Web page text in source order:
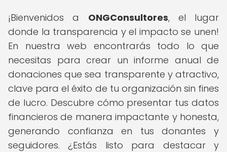
¡Bienvenidos a ONGConsultores, el lugar
donde la transparencia y el impacto se unen!
En nuestra web encontrarás todo lo que
necesitas para crear un informe anual de
donaciones que sea transparente y atractivo,
clave para el éxito de tu organización sin fines
de lucro. Descubre cómo presentar tus datos
financieros de manera impactante y honesta,
generando confianza en tus donantes y
seguidores. ¿Estás listo para destacar y